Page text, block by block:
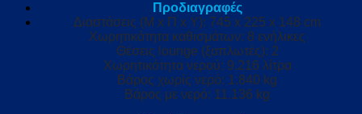
Προδιαγραφές
Διαστάσεις (Μ x Π x Υ): 745 x 225 x 148 cm
Χωρητικότητα καθισμάτων: 8 ενήλικες
Θέσεις lounge (ξαπλωτές): 2
Χωρητικότητα νερού: 9.216 λίτρα
Βάρος χωρίς νερό: 1.840 kg
Βάρος με νερό: 11.136 kg